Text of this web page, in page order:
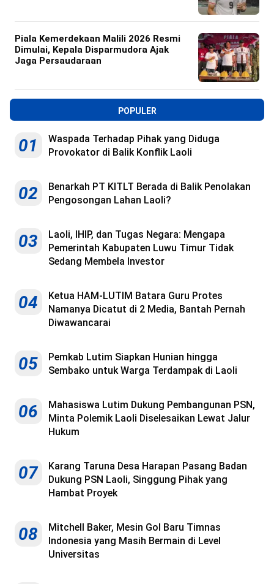
Piala Kemerdekaan Malili 2026 Resmi
Dimulai, Kepala Disparmudora Ajak
Jaga Persaudaraan
POPULER
01
Waspada Terhadap Pihak yang Diduga
Provokator di Balik Konflik Laoli
02
Benarkah PT KITLT Berada di Balik Penolakan
Pengosongan Lahan Laoli?
03
Laoli, IHIP, dan Tugas Negara: Mengapa
Pemerintah Kabupaten Luwu Timur Tidak
Sedang Membela Investor
04
Ketua HAM-LUTIM Batara Guru Protes
Namanya Dicatut di 2 Media, Bantah Pernah
Diwawancarai
05
Pemkab Lutim Siapkan Hunian hingga
Sembako untuk Warga Terdampak di Laoli
06
Mahasiswa Lutim Dukung Pembangunan PSN,
Minta Polemik Laoli Diselesaikan Lewat Jalur
Hukum
07
Karang Taruna Desa Harapan Pasang Badan
Dukung PSN Laoli, Singgung Pihak yang
Hambat Proyek
08
Mitchell Baker, Mesin Gol Baru Timnas
Indonesia yang Masih Bermain di Level
Universitas